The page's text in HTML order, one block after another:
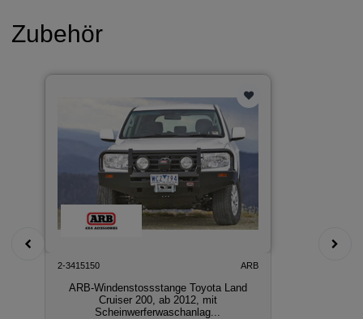
Zubehör
2-3415150 ARB
ARB-Windenstossstange Toyota Land
Cruiser 200, ab 2012, mit
Scheinwerferwaschanlag...